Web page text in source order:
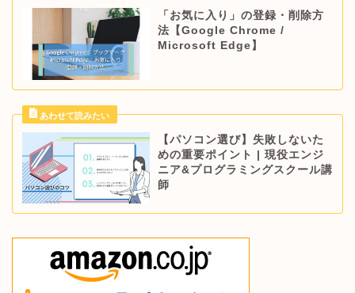
「お気に入り」の登録・削除方
法【Google Chrome /
Microsoft Edge】
【パソコン選び】失敗しないた
めの重要ポイント | 現役エンジ
ニア&プログラミングスクール講
師